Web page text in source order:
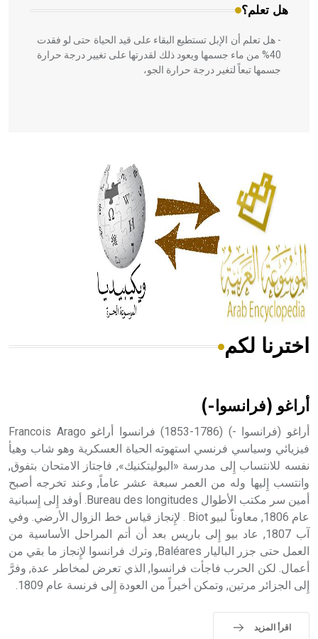
هل تعلم؟
- هل تعلم أن الإبل تستطيع البقاء على قيد الحياة حتى لو فقدت
40% من ماء جسمها ويعود ذلك لقدرتها على تغيير درجة حرارة
جسمها تبعاً لتغير درجة حرارة الجو،
الحكم، الأدلة، تنظيم التغذية، ورسالته في جروح الرأس. ويعود
له الفضل بأنه حرر الطب من الدين والفلسفة.
- هل تعلم أن المرجان إفراز حيواني يتكون في البحر ويتركب
من مادة كربونات الكلسيوم، وهو أحمر أو شديد الحمرة وهو
أجود أنواعه، ويمتاز بكبر الحجم ويسمى الش
هل تعلم أن الأبسيد كلمة فرنسية اللفظ تم اعتمادها مصطلحاً
- هل تعلم أن أبجر Abgar اسم معروف جيداً يعود إلى عدد من
الملوك الذين حكموا مدينة إديسا (الرها) من أبجر الأول وحتى
التاسع، وهم ينتسبون إلى أسرة أوسروين
- هل تعلم أن الأبجدية الكنعانية تتألف من /22/ علامة كتابية
sign تكتب منفصلة غير متصلة، وتعتمد المبدأ الأكوروفوني،
اخترنا لكم
أراغو (فرانسوا-)
أراغو (فرانسوا -) (1786-1853) فرانسوا أراغو Francois Arago
فيزيائي وسياسي فرنسي استهوته الحياة العسكرية وهو شاب وهيأ
نفسه للانتساب إِلى مدرسة «البوليتكنيك», فاجتاز الامتحان بتفوق,
وانتسب إِليها وله من العمر سبعة عشر عاماً, وعند تخرجه أصبح
أمين سر مكتب الأطوال Bureau des longitudes. أوفد إِلى إِسبانية
عام 1806, معاوناًَ لبيو Biot . لإِنجاز قياس خط الزوال الأرضي. وفي
آب 1807, عاد بيو إِلى باريس بعد أن أتم المراحل الأساسية من
العمل حتى جزر الباليار Baléares, وترك فرانسوا لإِنجاز ما بقي من
أعمال. لكن الحرب فاجأت فرانسوا, الذي تعرض لمخاطر عدة, وفرَّ
إِلى الجزائر مرتين, وتمكن أخيراً من العودة إِلى فرنسة عام 1809.
اقرأ المزيد